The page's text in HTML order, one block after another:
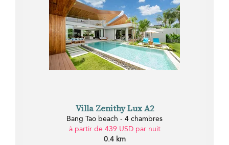
Villa Zenithy Lux A2
Bang Tao beach - 4 chambres
à partir de 439 USD par nuit
0.4 km